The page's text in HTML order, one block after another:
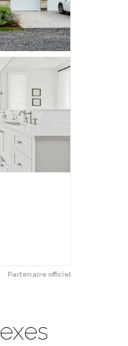
Partenaire officiel
Fenestration